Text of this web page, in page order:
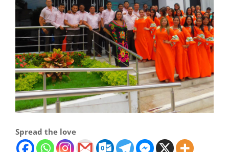
Spread the love